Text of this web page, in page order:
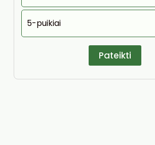
5-puikiai